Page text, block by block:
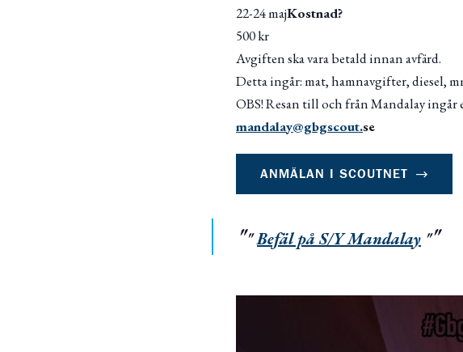
22-24 majKostnad?
500 kr
Avgiften ska vara betald innan avfärd.
Detta ingår: mat, hamnavgifter, diesel,
OBS! Resan till och från Mandalay ingår
mandalay@gbgscout.se
ANMÄLAN I SCOUTNET
Befäl på S/Y Mandalay